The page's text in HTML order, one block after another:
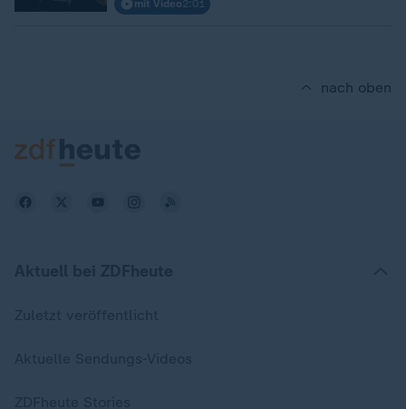
mit Video2:01
nach oben